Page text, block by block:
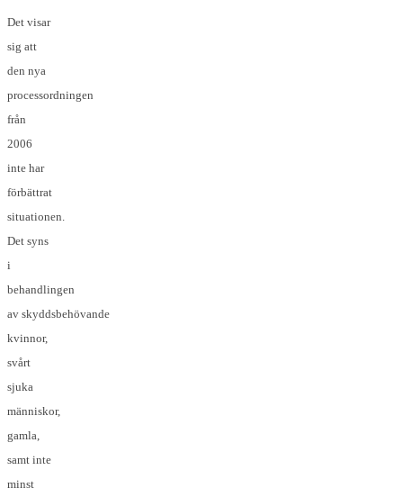
Det visar
sig att
den nya
processordningen
från
2006
inte har
förbättrat
situationen.
Det syns
i
behandlingen
av skyddsbehövande
kvinnor,
svårt
sjuka
människor,
gamla,
samt inte
minst